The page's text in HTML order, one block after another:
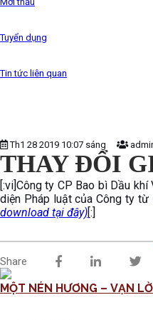
Tuyển dụng
Tin tức liên quan
Th1 28 2019 10:07 sáng
THAY ĐỔI
[:vi]Công ty CP Bao bì Dầu
diện Pháp luật của Công ty từ
download tại đây) [:]
Share
MỘT NÉN HƯƠNG – VẠN